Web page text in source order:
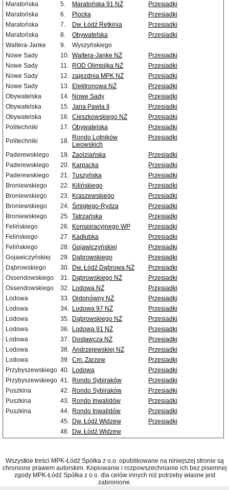
Maratońska
5. Maratońska 91 NŻ
Przesiadki
Maratońska
6. Plocka
Przesiadki
Maratońska
7. Dw. Łódź Retkinia
Przesiadki
Maratońska
8. Obywatelska
Przesiadki
Waltera-Janke
9.
Wyszyńskiego
Nowe Sady
10. Waltera-Janke NŻ
Przesiadki
Nowe Sady
11. ROD Olimpijka NŻ
Przesiadki
Nowe Sady
12. zajezdnia MPK NŻ
Przesiadki
Nowe Sady
13. Elektronowa NŻ
Przesiadki
Obywatelska
14. Nowe Sady
Przesiadki
Obywatelska
15. Jana Pawła II
Przesiadki
Obywatelska
16. Cieszkowskiego NŻ
Przesiadki
Politechniki
17. Obywatelska
Przesiadki
Politechniki
18. Rondo Lotników
Lwowskich
Przesiadki
Paderewskiego 19. Zaolziańska
Przesiadki
Paderewskiego
20. Karpacka
Przesiadki
Paderewskiego
21. Tuszyńska
Przesiadki
Broniewskiego
22. Kilińskiego
Przesiadki
Broniewskiego
23. Kraszewskiego
Przesiadki
Broniewskiego
24. Śmigłego-Rydza
Przesiadki
Broniewskiego
25. Tatrzańska
Przesiadki
Felińskiego
26. Konspiracyjnego WP
Przesiadki
Felińskiego
27. Kadłubka
Przesiadki
Felińskiego
28. Gojawiczyńskiej
Przesiadki
Gojawiczyńskiej
29. Dąbrowskiego
Przesiadki
Dąbrowskiego
30. Dw. Łódź Dąbrowa NŻ
Przesiadki
Ossendowskiego
31. Dąbrowskiego NŻ
Przesiadki
Ossendowskiego
32. Lodowa NŻ
Przesiadki
Lodowa
33. Ordonówny NŻ
Przesiadki
Lodowa
34. Lodowa 97 NŻ
Przesiadki
Lodowa
35. Dąbrowskiego NŻ
Przesiadki
Lodowa
36. Lodowa 91 NŻ
Przesiadki
Lodowa
37. Dostawcza NŻ
Przesiadki
Lodowa
38. Andrzejewskiej NŻ
Przesiadki
Lodowa
39. Cm. Zarzew
Przesiadki
Przybyszewskiego 40. Lodowa
Przesiadki
Przybyszewskiego 41. Rondo Sybiraków
Przesiadki
Puszkina
42. Rondo Sybiraków
Przesiadki
Puszkina
43. Rondo Inwalidów
Przesiadki
Puszkina
44. Rondo Inwalidów
Przesiadki
45. Dw. Łódź Widzew
Przesiadki
46. Dw. Łódź Widzew
Wszystkie treści MPK-Łódź Spółka z o.o. opublikowane na niniejszej stronie są
chronione prawem autorskim. Kopiowanie i rozpowszechnianie ich bez pisemnej
zgody MPK-Łódź Spółka z o.o. dla celów innych niż potrzeby własne jest
zabronione.